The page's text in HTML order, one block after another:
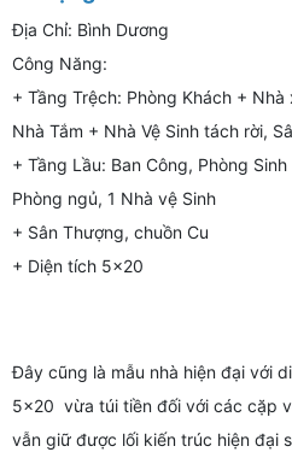
Địa Chỉ: Bình Dương
Công Năng:
+ Tầng Trệch: Phòng Khách +
Nhà Tắm + Nhà Vệ Sinh tách rời,
+ Tầng Lầu: Ban Công, Phòng
Phòng ngủ, 1 Nhà vệ Sinh
+ Sân Thượng, chuồn Cu
+ Diện tích 5x20
Đây cũng là mẫu nhà hiện đại với
5×20 vừa túi tiền đối với các cặp
vẫn giữ được lối kiến trúc hiện đại